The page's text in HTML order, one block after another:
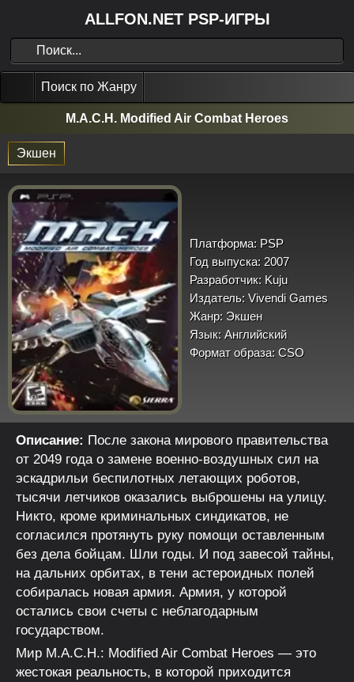
ALLFON.NET PSP-ИГРЫ
Поиск по Жанру
M.A.C.H. Modified Air Combat Heroes
Экшен
Платформа: PSP
Год выпуска: 2007
Разработчик: Kuju
Издатель: Vivendi Games
Жанр: Экшен
Язык: Английский
Формат образа: CSO
Описание: После закона мирового правительства
от 2049 года о замене военно-воздушных сил на
эскадрильи беспилотных летающих роботов,
тысячи летчиков оказались выброшены на улицу.
Никто, кроме криминальных синдикатов, не
согласился протянуть руку помощи оставленным
без дела бойцам. Шли годы. И под завесой тайны,
на дальних орбитах, в тени астероидных полей
собиралась новая армия. Армия, у которой
остались свои счеты с неблагодарным
государством.
Мир M.A.C.H.: Modified Air Combat Heroes — это
жестокая реальность, в которой приходится